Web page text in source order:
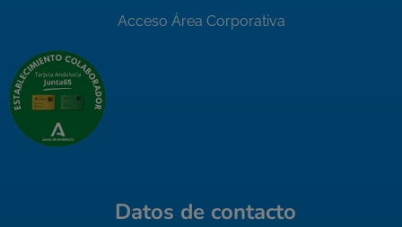
Acceso Área Corporativa
Datos de contacto